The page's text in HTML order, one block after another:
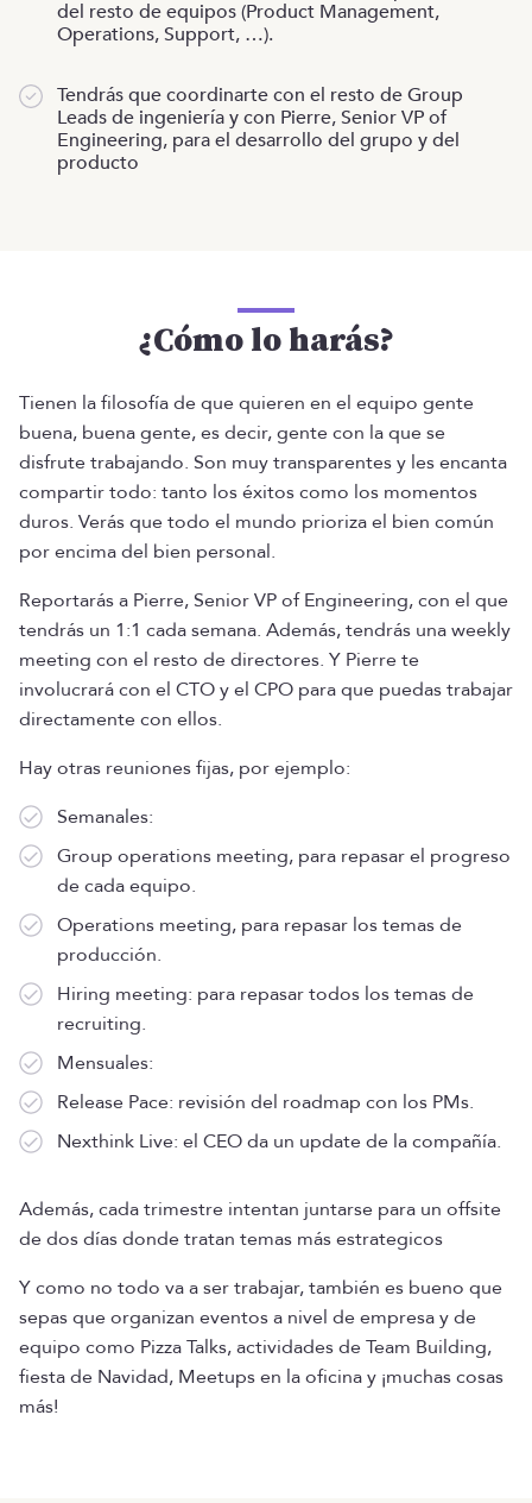
del resto de equipos (Product Management,
Operations, Support, …).
Tendrás que coordinarte con el resto de Group
Leads de ingeniería y con Pierre, Senior VP of
Engineering, para el desarrollo del grupo y del
producto
¿Cómo lo harás?
Tienen la filosofía de que quieren en el equipo gente
buena, buena gente, es decir, gente con la que se
disfrute trabajando. Son muy transparentes y les encanta
compartir todo: tanto los éxitos como los momentos
duros. Verás que todo el mundo prioriza el bien común
por encima del bien personal.
Reportarás a Pierre, Senior VP of Engineering, con el que
tendrás un 1:1 cada semana. Además, tendrás una weekly
meeting con el resto de directores. Y Pierre te
involucrará con el CTO y el CPO para que puedas trabajar
directamente con ellos.
Hay otras reuniones fijas, por ejemplo:
Semanales:
Group operations meeting, para repasar el progreso
de cada equipo.
Operations meeting, para repasar los temas de
producción.
Hiring meeting: para repasar todos los temas de
recruiting.
Mensuales:
Release Pace: revisión del roadmap con los PMs.
Nexthink Live: el CEO da un update de la compañía.
Además, cada trimestre intentan juntarse para un offsite
de dos días donde tratan temas más estrategicos
Y como no todo va a ser trabajar, también es bueno que
sepas que organizan eventos a nivel de empresa y de
equipo como Pizza Talks, actividades de Team Building,
fiesta de Navidad, Meetups en la oficina y ¡muchas cosas
más!